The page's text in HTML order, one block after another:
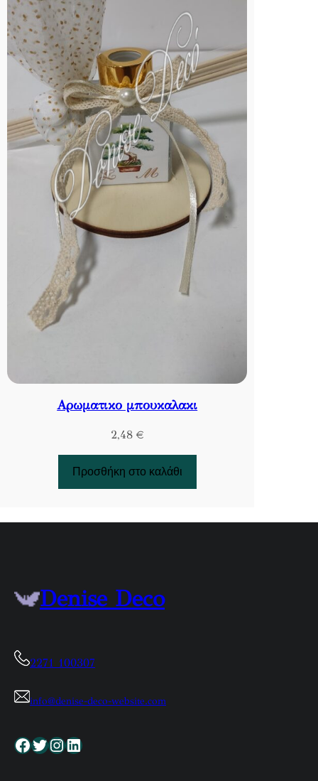
Αρωματικο μπουκαλακι
2,48 €
Προσθήκη στο καλάθι
Denise Deco
2271 100307
info@denise-deco-website.com
Facebook Twitter InstagramLinkedin